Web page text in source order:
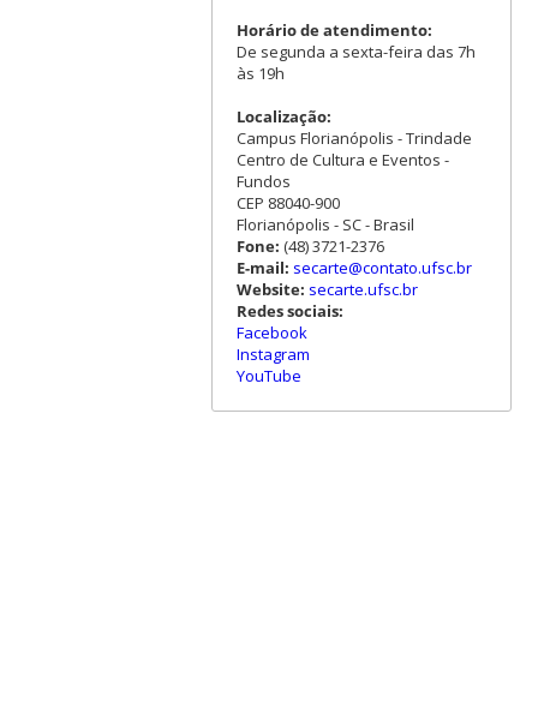
Horário de atendimento:
De segunda a sexta-feira das 7h
às 19h
Localização:
Campus Florianópolis - Trindade
Centro de Cultura e Eventos -
Fundos
CEP 88040-900
Florianópolis - SC - Brasil
Fone: (48) 3721-2376
E-mail: secarte@contato.ufsc.br
Website: secarte.ufsc.br
Redes sociais:
Facebook
Instagram
YouTube